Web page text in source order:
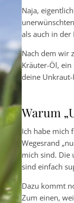
Naja,
als auch in
Nach dem wir
Kräuter-Öl, ein
deine
Warum
Ich habe mich
Wegesrand
mich sind. Die
sind einfach
Dazu kommt
Zum einen,